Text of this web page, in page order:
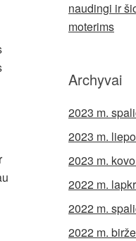
naudingi ir
moterims
Archyvai
2023 m.
2023 m.
2023 m.
2022 m.
2022 m.
2022 m.